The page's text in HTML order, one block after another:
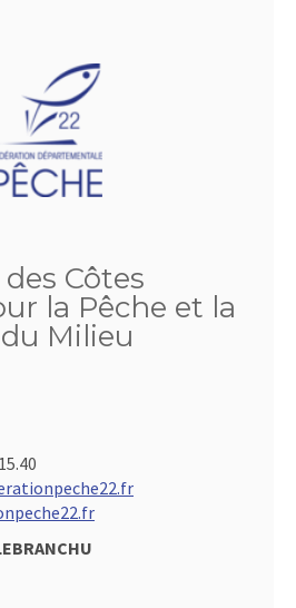
Côtes
la Pêche et la
Milieu